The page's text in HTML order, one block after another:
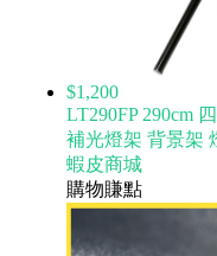
$1,200
LT290FP 290cm
補光燈架 背景架
蝦皮商城
購物賺點